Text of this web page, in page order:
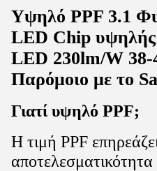
Υψηλό PPF 3.1
LED Chip
LED 230lm/W
Παρόμοιο με το
Γιατί υψηλό PPF;
Η τιμή PPF